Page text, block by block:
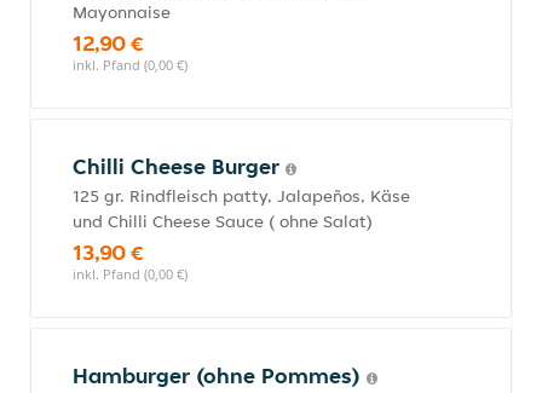
Mayonnaise
12,90 €
inkl. Pfand (0,00 €)
Chilli Cheese Burger
125 gr. Rindfleisch patty, Jalapeños, Käse
und Chilli Cheese Sauce ( ohne Salat)
13,90 €
inkl. Pfand (0,00 €)
Hamburger (ohne Pommes)